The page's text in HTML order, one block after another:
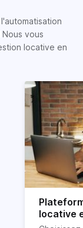
vous
locative en
locative
pourquoi